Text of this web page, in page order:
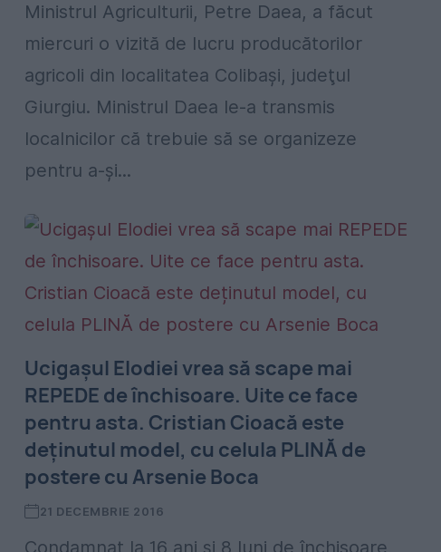
Ministrul Agriculturii, Petre Daea, a făcut
miercuri o vizită de lucru producătorilor
agricoli din localitatea Colibaşi, judeţul
Giurgiu. Ministrul Daea le-a transmis
localnicilor că trebuie să se organizeze
pentru a-şi...
Ucigașul Elodiei vrea să scape mai
REPEDE de închisoare. Uite ce face
pentru asta. Cristian Cioacă este
deținutul model, cu celula PLINĂ de
postere cu Arsenie Boca
21 DECEMBRIE 2016
Condamnat la 16 ani și 8 luni de închisoare,